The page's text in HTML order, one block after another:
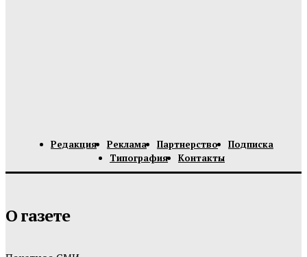
Редакция Реклама Партнерство
Подписка
Типография
Контакты
О газете